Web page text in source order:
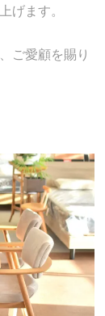
げます。
ご愛顧を賜り